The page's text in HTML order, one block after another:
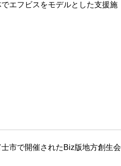
エフビスをモデルとした支援施
市で開催されたBiz版地方創生会